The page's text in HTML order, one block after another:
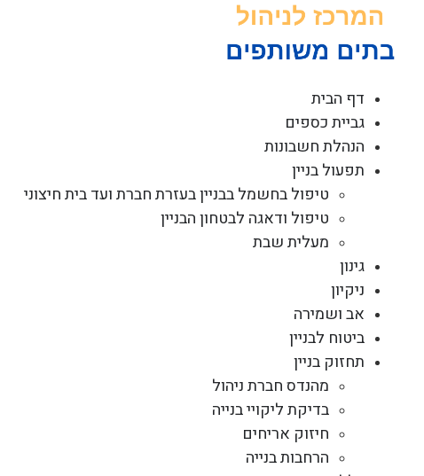
דף הבית
גביית כספים
הנהלת חשבונות
תפעול בניין
טיפול בחשמל בבניין בעזרת חברת ועד בית חיצוני
טיפול ודאגה לבטחון הבניין
מעלית שבת
גינון
ניקיון
אב ושמירה
ביטוח לבניין
תחזוק בניין
מהנדס חברת ניהול
בדיקת ליקויי בנייה
חיזוק אריחים
הרחבות בנייה